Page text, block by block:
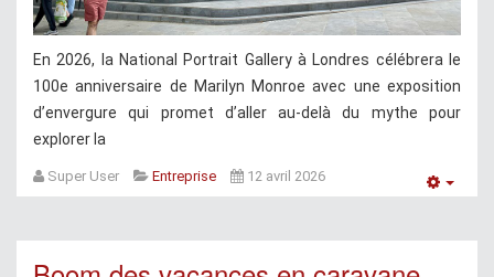
En 2026, la National Portrait Gallery à Londres célébrera le
100e anniversaire de Marilyn Monroe avec une exposition
d’envergure qui promet d’aller au-delà du mythe pour
explorer la
Super User Entreprise 12 avril 2026